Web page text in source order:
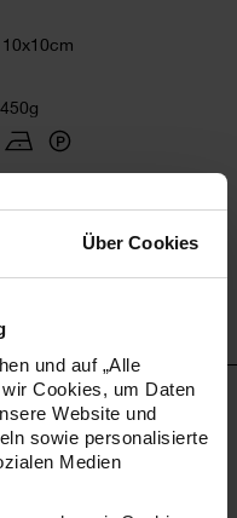
Über Cookies
und auf „Alle
Cookies, um Daten
Website und
sowie personalisierte
Medien
Mischgarn mit Alpaka
sind